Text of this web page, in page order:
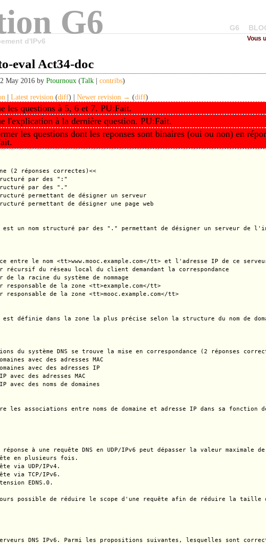
G6
d'IPv6
G6
Vous
eval Act34-doc
May 2016 by Ptournoux (Talk contribs)
Latest revision (diff) | Newer revision → (diff)
les questions à 5, 6 et 7. PU:Fait.
l'explication à la dernière question. PU:Fait.
les questions dont les reponses sont binaires (oui ou non) en
(2 réponses correctes)<<
par des ":"
par des "."
permettant de désigner un serveur
permettant de désigner une page web
est un nom structuré par des "." permettant de désigner un serveur de
entre le nom <tt>www.mooc.example.com</tt> et l'adresse IP de ce
du réseau local du client demandant la correspondance
la racine du système de nommage
de la zone <tt>example.com</tt>
de la zone <tt>mooc.example.com</tt>
est définie dans la zone la plus précise selon la structure du nom de
du système DNS se trouve la mise en correspondance (2 réponses
avec des adresses MAC
avec des adresses IP
avec des adresses MAC
avec des noms de domaines
les associations entre noms de domaine et adresse IP dans sa
à une requête DNS en UDP/IPv6 peut dépasser la valeur
en plusieurs fois.
via UDP/IPv4.
via TCP/IPv6.
EDNS.0.
possible de réduire le scope d'une requête afin de réduire la taille
DNS IPv6. Parmi les propositions suivantes, lesquelles sont